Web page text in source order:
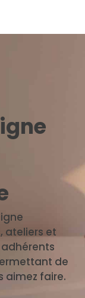
ateliers et
de
aimez faire.